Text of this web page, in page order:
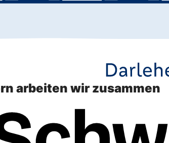
arbeiten wir zusammen